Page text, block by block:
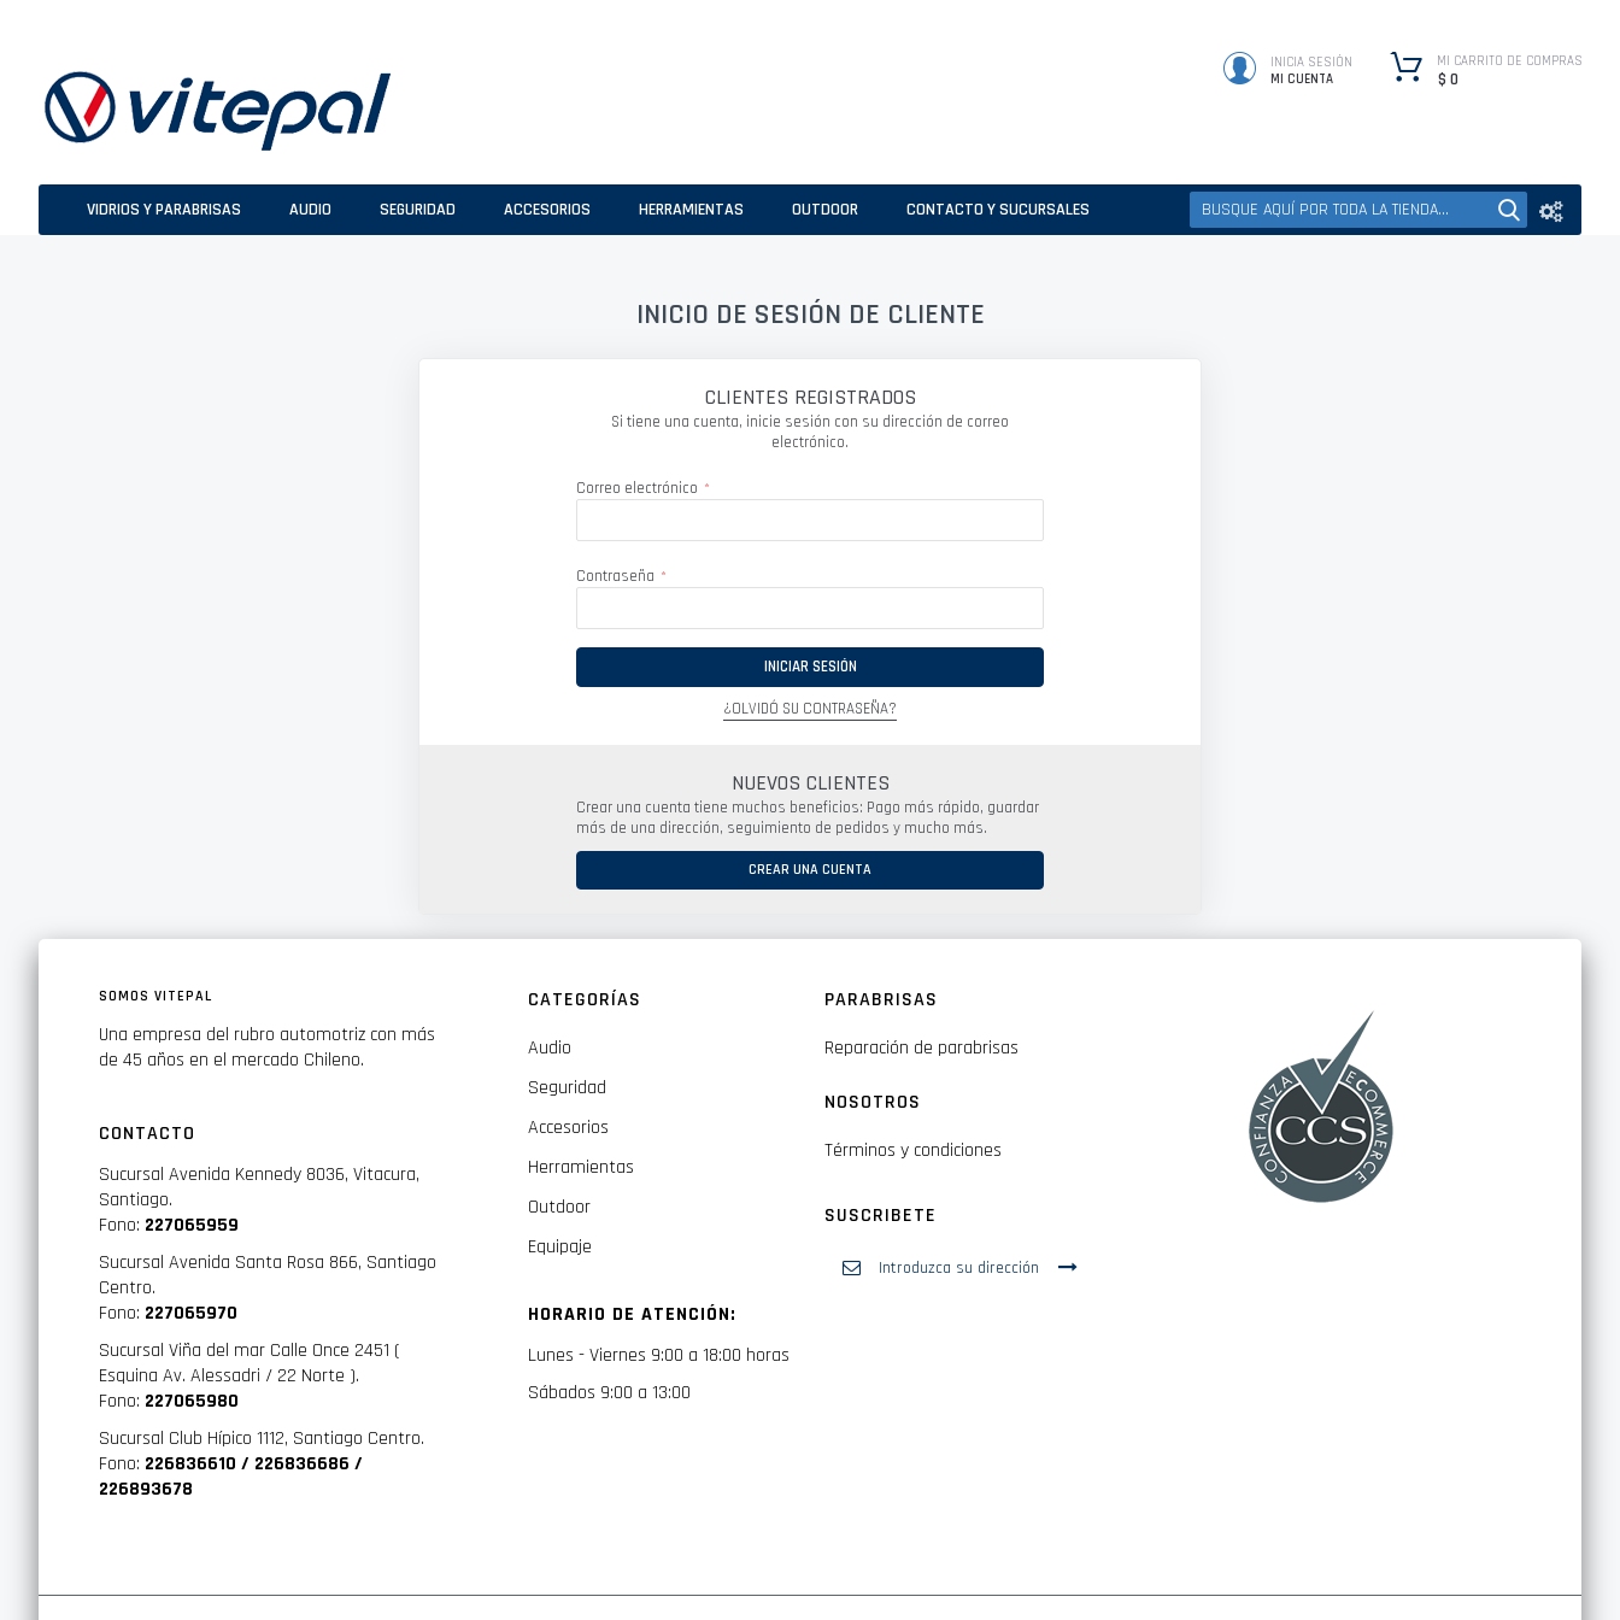
INICIA SESIÓN
MI CUENTA
MI CARRITO DE COMPRAS
$ 0
VIDRIOS Y PARABRISAS AUDIO SEGURIDAD ACCESORIOS HERRAMIENTAS OUTDOOR CONTACTO Y SUCURSALES
INICIO DE SESIÓN DE CLIENTE
CLIENTES REGISTRADOS
Si tiene una cuenta, inicie sesión con su dirección de correo
electrónico.
Correo electrónico
Contraseña
INICIAR SESIÓN
¿OLVIDÓ SU CONTRASEÑA?
NUEVOS CLIENTES
Crear una cuenta tiene muchos beneficios: Pago más rápido, guardar
más de una dirección, seguimiento de pedidos y mucho más.
CREAR UNA CUENTA
SOMOS VITEPAL
Una empresa del rubro automotriz con más
de 45 años en el mercado Chileno.
CONTACTO
Sucursal Avenida Kennedy 8036, Vitacura,
Santiago.
Fono: 227065959
Sucursal Avenida Santa Rosa 866, Santiago
Centro.
Fono: 227065970
Sucursal Viña del mar Calle Once 2451 (
Esquina Av. Alessadri / 22 Norte ).
Fono: 227065980
Sucursal Club Hípico 1112, Santiago Centro.
Fono: 226836610 / 226836686 /
226893678
CATEGORÍAS
Audio
Seguridad
Accesorios
Herramientas
Outdoor
Equipaje
HORARIO DE ATENCIÓN:
Lunes - Viernes 9:00 a 18:00 horas
Sábados 9:00 a 13:00
PARABRISAS
Reparación de parabrisas
NOSOTROS
Términos y condiciones
SUSCRIBETE